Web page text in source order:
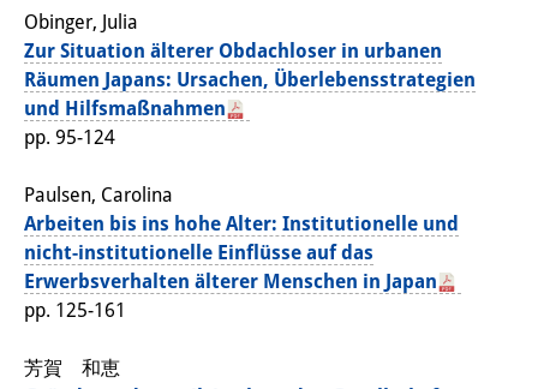
案内
OPAC
板東コレクション
三か国語対照人口学用語集
日本の大学所蔵特殊コレクション
Join us!
Obinger, Julia
Zur Situation älterer Obdachloser in urbanen
Räumen Japans: Ursachen, Überlebensstrategien
und Hilfsmaßnahmen
pp. 95-124
Paulsen, Carolina
Arbeiten bis ins hohe Alter: Institutionelle und
nicht-institutionelle Einflüsse auf das
Erwerbsverhalten älterer Menschen in Japan
pp. 125-161
芳賀 和恵